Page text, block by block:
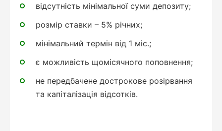
відсутність мінімальної суми депозиту;
розмір ставки – 5% річних;
мінімальний термін від 1 міс.;
є можливість щомісячного поповнення;
не передбачене дострокове розірвання
та капіталізація відсотків.